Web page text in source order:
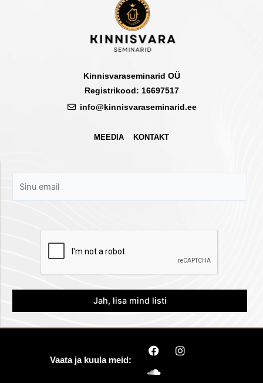
Kinnisvaraseminarid OÜ
Registrikood: 16697517
info@kinnisvaraseminarid.ee
MEEDIA KONTAKT
Vaata ja kuula meid:
F
a
e
I
n
S
o
n